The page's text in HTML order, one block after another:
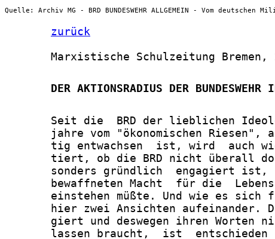
Quelle: Archiv MG - BRD BUNDESWEHR ALLGEMEIN - Vom deutschen
zurück
Marxistische Schulzeitung Bremen,
DER AKTIONSRADIUS DER BUNDESWEHR
Seit die  BRD der lieblichen
jahre vom "ökonomischen Riesen",
tig entwachsen  ist, wird  auch
tiert, ob die BRD nicht überall
sonders gründlich  engagiert ist,
bewaffneten Macht  für die
einstehen müßte. Und wie es sich
hier zwei Ansichten aufeinander.
giert und deswegen ihren Worten
lassen braucht,  ist  entschieden